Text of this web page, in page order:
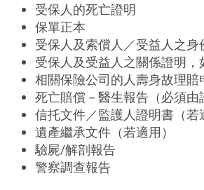
受保人的死亡證明
保單正本
受保人及索償人／受益人之身
受保人及受益人之關係證明，
相關保險公司的人壽身故理賠
死亡賠償－醫生報告（必須由
信托文件／監護人證明書（若
遺產繼承文件（若適用）
驗屍/解剖報告
警察調查報告